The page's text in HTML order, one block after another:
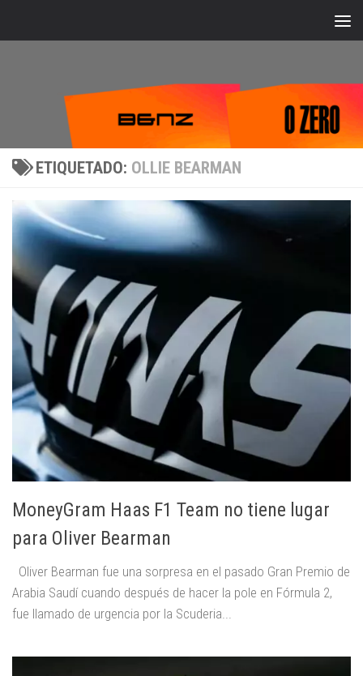
ETIQUETADO: OLLIE BEARMAN
MoneyGram Haas F1 Team no tiene lugar
para Oliver Bearman
Oliver Bearman fue una sorpresa en el pasado Gran Premio de
Arabia Saudí cuando después de hacer la pole en Fórmula 2,
fue llamado de urgencia por la Scuderia...